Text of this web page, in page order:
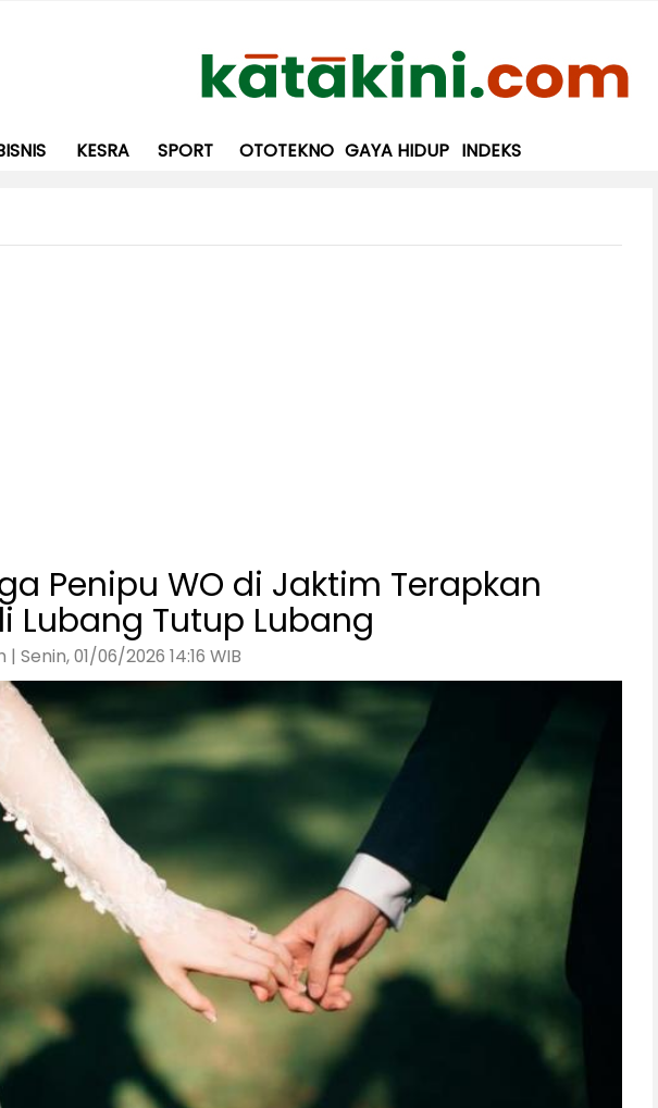
KESRA SPORT OTOTEKNO GAYA HIDUP INDEKS
Penipu WO di Jaktim Terapkan
Lubang Tutup Lubang
Senin, 01/06/2026 14:16 WIB